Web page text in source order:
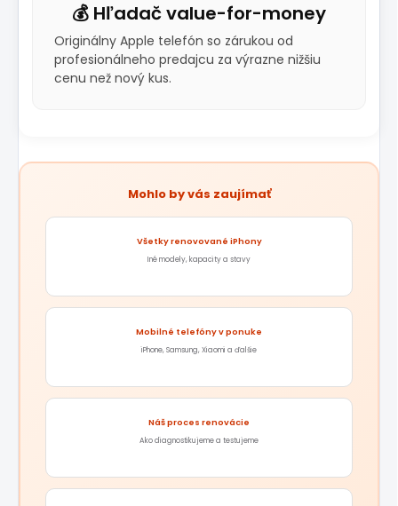
💰 Hľadač value-for-money
Originálny Apple telefón so zárukou od
profesionálneho predajcu za výrazne nižšiu
cenu než nový kus.
Mohlo by vás zaujímať
Všetky renovované iPhony
Iné modely, kapacity a stavy
Mobilné telefóny v ponuke
iPhone, Samsung, Xiaomi a ďalšie
Náš proces renovácie
Ako diagnostikujeme a testujeme